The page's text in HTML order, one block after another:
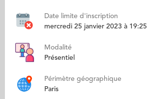
Date limite d'inscription
mercredi 25 janvier 2023 à 19:25
Modalité
Présentiel
Périmètre géographique
Paris